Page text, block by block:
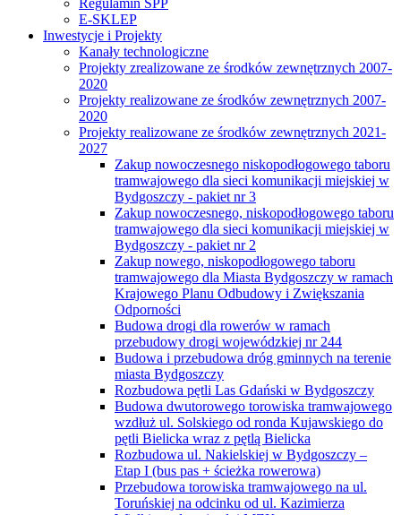
E-SKLEP
Inwestycje i Projekty
Kanały technologiczne
Projekty zrealizowane ze środków zewnętrznych 2007-
2020
Projekty realizowane ze środków zewnętrznych 2007-
2020
Projekty realizowane ze środków zewnętrznych 2021-
2027
Zakup nowoczesnego niskopodłogowego taboru
tramwajowego dla sieci komunikacji miejskiej w
Bydgoszczy - pakiet nr 3
Zakup nowoczesnego, niskopodłogowego taboru
tramwajowego dla sieci komunikacji miejskiej w
Bydgoszczy - pakiet nr 2
Zakup nowego, niskopodłogowego taboru
tramwajowego dla Miasta Bydgoszczy w ramach
Krajowego Planu Odbudowy i Zwiększania
Odporności
Budowa drogi dla rowerów w ramach
przebudowy drogi wojewódzkiej nr 244
Budowa i przebudowa dróg gminnych na terenie
miasta Bydgoszczy
Rozbudowa pętli Las Gdański w Bydgoszczy
Budowa dwutorowego torowiska tramwajowego
wzdłuż ul. Solskiego od ronda Kujawskiego do
pętli Bielicka wraz z pętlą Bielicka
Rozbudowa ul. Nakielskiej w Bydgoszczy –
Etap I (bus pas + ścieżka rowerowa)
Przebudowa torowiska tramwajowego na ul.
Toruńskiej na odcinku od ul. Kazimierza